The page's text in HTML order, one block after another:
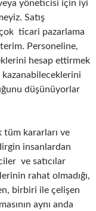
yöneticisi için iyi
Satış
ticari pazarlama
Personeline,
hesap ettirmek
kazanabileceklerini
düşünüyorlar
tüm kararları ve
insanlardan
ve satıcılar
rahat olmadığı,
birbiri ile çelişen
aynı anda